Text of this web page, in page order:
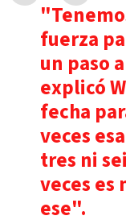
fuerza
un paso
explicó
fecha
veces
tres ni
veces es
ese".